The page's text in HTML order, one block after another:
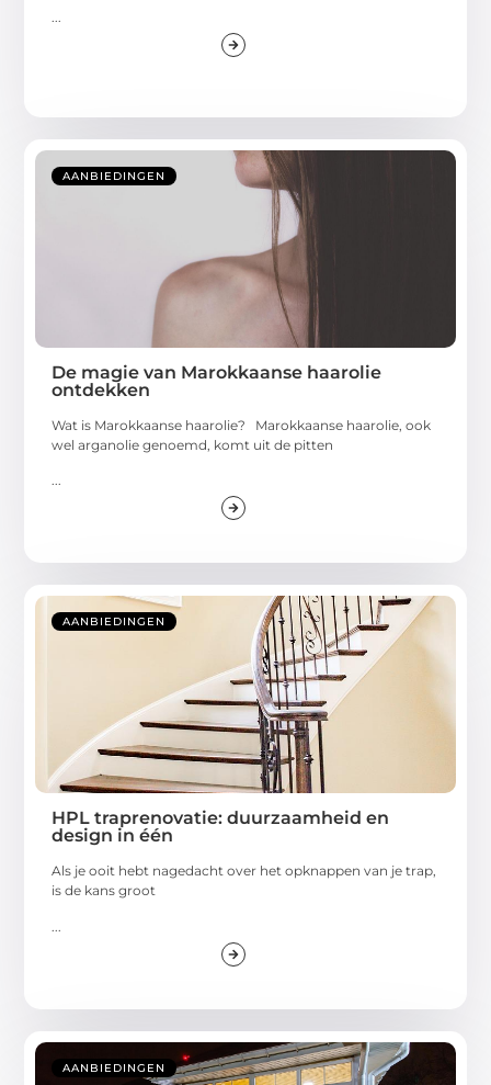
...
AANBIEDINGEN
De magie van Marokkaanse haarolie
ontdekken
Wat is Marokkaanse haarolie? Marokkaanse haarolie, ook
wel arganolie genoemd, komt uit de pitten
...
AANBIEDINGEN
HPL traprenovatie: duurzaamheid en
design in één
Als je ooit hebt nagedacht over het opknappen van je trap,
is de kans groot
AANBIEDINGEN